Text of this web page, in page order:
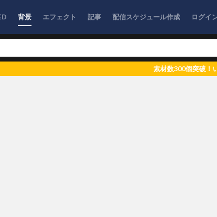
背景 エフェクト 記事 配信スケジュール作成 ログイ
素材数300個突破！いつもご利